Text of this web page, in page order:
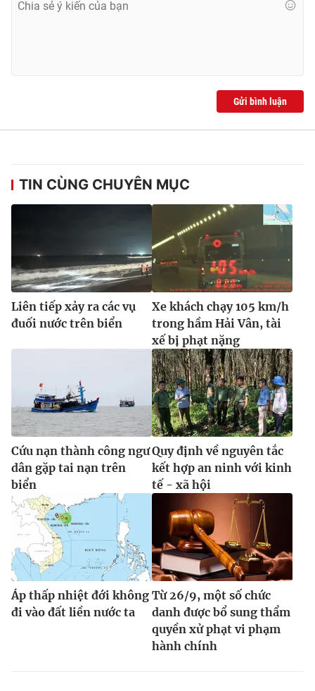
Gửi bình luận
TIN CÙNG CHUYÊN MỤC
Liên tiếp xảy ra các vụ
đuối nước trên biển
Xe khách chạy 105 km/h
trong hầm Hải Vân, tài
xế bị phạt nặng
Cứu nạn thành công ngư
dân gặp tai nạn trên
biển
Quy định về nguyên tắc
kết hợp an ninh với kinh
tế - xã hội
Áp thấp nhiệt đới không
đi vào đất liền nước ta
Từ 26/9, một số chức
danh được bổ sung thẩm
quyền xử phạt vi phạm
hành chính